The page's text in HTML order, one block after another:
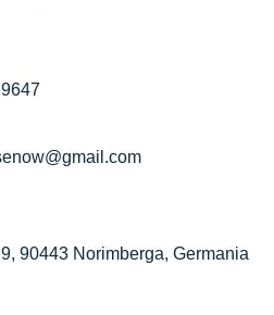
90443 Norimberga, Germania